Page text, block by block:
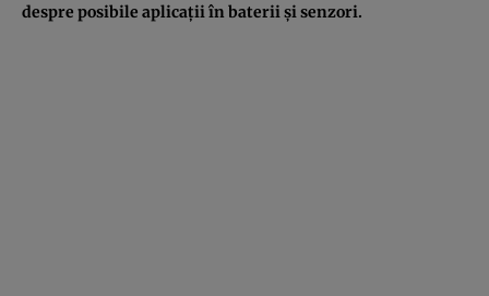
despre posibile aplicații în baterii și senzori.